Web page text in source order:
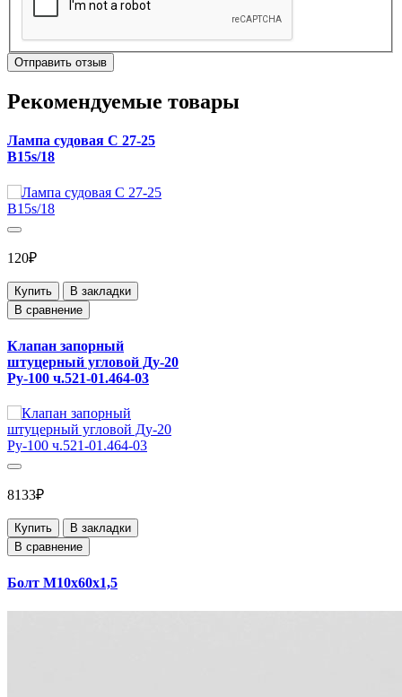
Отправить отзыв
Рекомендуемые товары
Лампа судовая С 27-25
В15s/18
120₽
Купить
В закладки
В сравнение
Клапан запорный
штуцерный угловой Ду-20
Ру-100 ч.521-01.464-03
8133₽
Купить
В закладки
В сравнение
Болт М10х60х1,5